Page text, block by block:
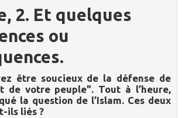
2. Et quelques
ou
être soucieux de la défense de
de votre peuple". Tout à l’heure,
la question de l’Islam. Ces deux
ils liés ?